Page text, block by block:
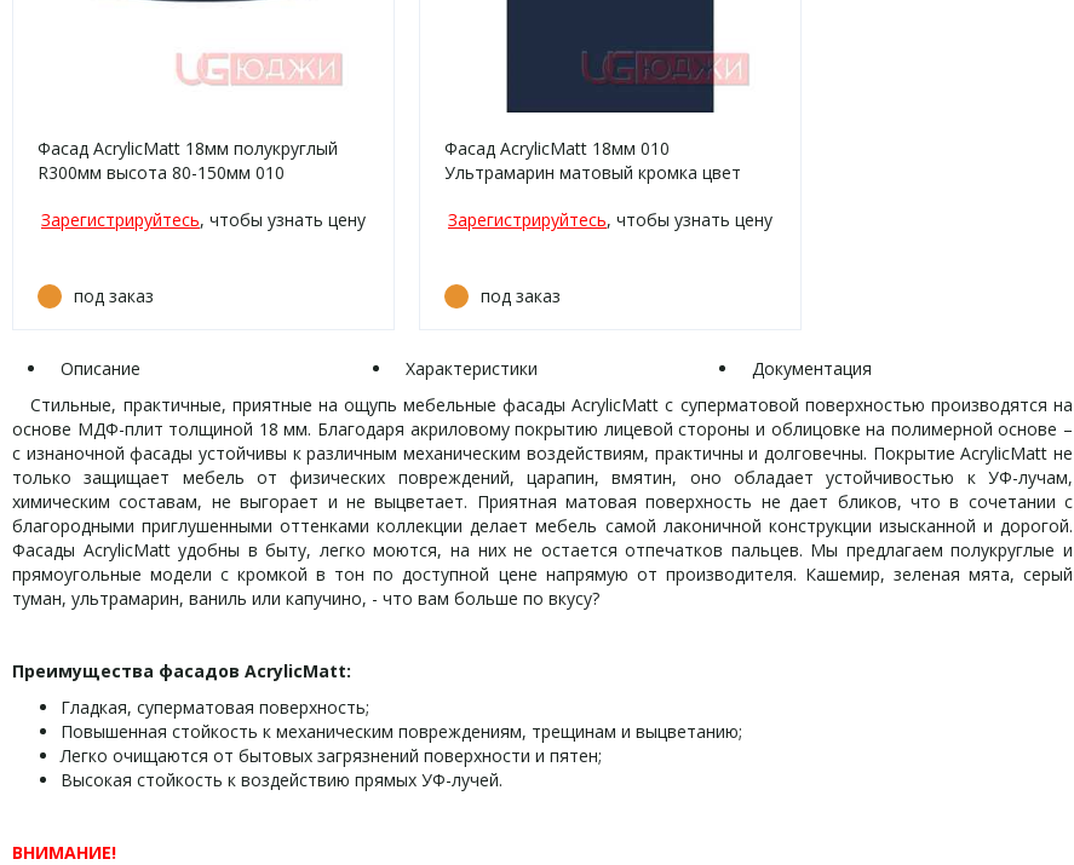
Фасад AcrylicMatt 18мм полукруглый
R300мм высота 80-150мм 010
Зарегистрируйтесь, чтобы узнать цену
под заказ
Фасад AcrylicMatt 18мм 010
Ультрамарин матовый кромка цвет
Зарегистрируйтесь, чтобы узнать цену
под заказ
Описание Характеристики
Документация
Стильные, практичные, приятные на ощупь мебельные фасады AcrylicMatt с суперматовой поверхностью производятся на
основе МДФ-плит толщиной 18 мм. Благодаря акриловому покрытию лицевой стороны и облицовке на полимерной основе –
с изнаночной фасады устойчивы к различным механическим воздействиям, практичны и долговечны. Покрытие AcrylicMatt не
только защищает мебель от физических повреждений, царапин, вмятин, оно обладает устойчивостью к УФ-лучам,
химическим составам, не выгорает и не выцветает. Приятная матовая поверхность не дает бликов, что в сочетании с
благородными приглушенными оттенками коллекции делает мебель самой лаконичной конструкции изысканной и дорогой.
Фасады AcrylicMatt удобны в быту, легко моются, на них не остается отпечатков пальцев. Мы предлагаем полукруглые и
прямоугольные модели с кромкой в тон по доступной цене напрямую от производителя. Кашемир, зеленая мята, серый
туман, ультрамарин, ваниль или капучино, - что вам больше по вкусу?
Преимущества фасадов AcrylicMatt:
Гладкая, суперматовая поверхность;
Повышенная стойкость к механическим повреждениям, трещинам и выцветанию;
Легко очищаются от бытовых загрязнений поверхности и пятен;
Высокая стойкость к воздействию прямых УФ-лучей.
ВНИМАНИЕ!